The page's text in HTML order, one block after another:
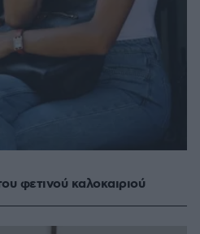
φετινού καλοκαιριού